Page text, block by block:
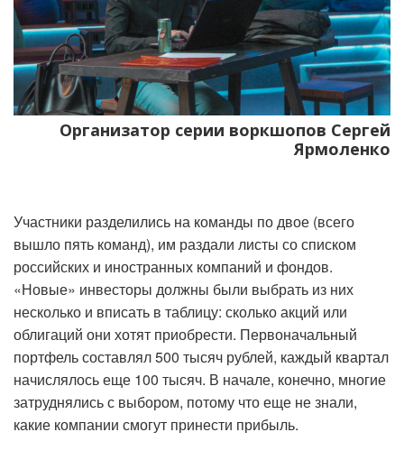
Организатор серии воркшопов Сергей
Ярмоленко
Участники разделились на команды по двое (всего
вышло пять команд), им раздали листы со списком
российских и иностранных компаний и фондов.
«Новые» инвесторы должны были выбрать из них
несколько и вписать в таблицу: сколько акций или
облигаций они хотят приобрести. Первоначальный
портфель составлял 500 тысяч рублей, каждый квартал
начислялось еще 100 тысяч. В начале, конечно, многие
затруднялись с выбором, потому что еще не знали,
какие компании смогут принести прибыль.